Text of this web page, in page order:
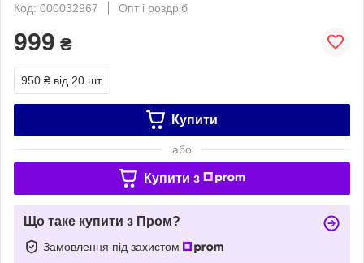
Код: 000032967
Опт і роздріб
999 ₴
950 ₴ від 20 шт.
Купити
або
Купити з
Що таке купити з Пром?
Замовлення під захистом